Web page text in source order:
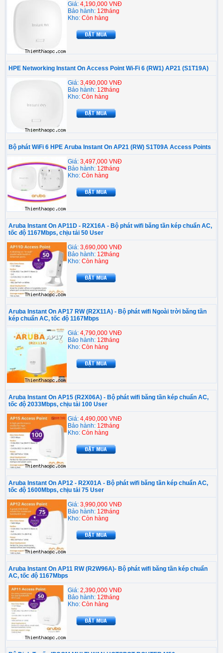
Giá: 4,190,000 VNĐ
Bảo hành: 12tháng
Kho: Còn hàng
HPE Networking Instant On Access Point Wi-Fi 6 (RW1) AP21 (S1T19A)
Giá: 3,490,000 VNĐ
Bảo hành: 12tháng
Kho: Còn hàng
Bộ phát WiFi 6 HPE Aruba Instant On AP21 (RW) S1T09A Access Points
Giá: 3,497,000 VNĐ
Bảo hành: 12tháng
Kho: Còn hàng
Aruba Instant On AP11D - R2X16A - Bộ phát wifi băng tần kép chuẩn AC,
tốc độ 1167Mbps, chịu tải 50 User
Giá: 3,690,000 VNĐ
Bảo hành: 12tháng
Kho: Còn hàng
Aruba Instant On AP17 RW (R2X11A) - Bộ phát wifi Ngoài trời băng tần
kép chuẩn AC, tốc độ 1167Mbps
Giá: 4,790,000 VNĐ
Bảo hành: 12tháng
Kho: Còn hàng
Aruba Instant On AP15 (R2X06A) - Bộ phát wifi băng tần kép chuẩn AC,
tốc độ 2033Mbps, chịu tải 100 User
Giá: 4,490,000 VNĐ
Bảo hành: 12tháng
Kho: Còn hàng
Aruba Instant On AP12 - R2X01A - Bộ phát wifi băng tần kép chuẩn AC,
tốc độ 1600Mbps, chịu tải 75 User
Giá: 3,990,000 VNĐ
Bảo hành: 12tháng
Kho: Còn hàng
Aruba Instant On AP11 RW (R2W96A)- Bộ phát wifi băng tần kép chuẩn
AC, tốc độ 1167Mbps
Giá: 2,390,000 VNĐ
Bảo hành: 12tháng
Kho: Còn hàng